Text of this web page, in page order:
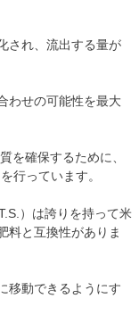
され、流出する量が
わせの可能性を最大
を確保するために、
行っています。
）は誇りを持って米
料と互換性がありま
移動できるようにす